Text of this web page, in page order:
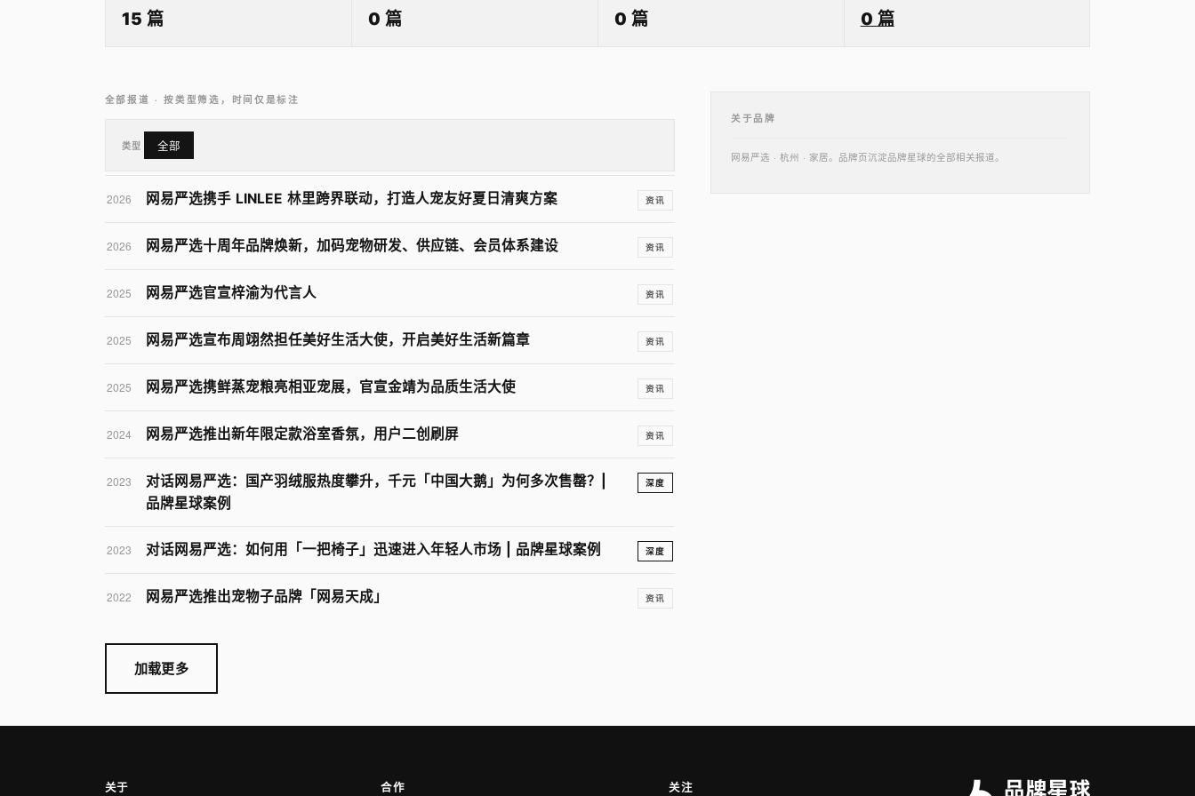
15 篇 0 篇 0 篇 0 篇
全部报道 · 按类型筛选，时间仅是标注
类型 全部
2026 网易严选携手 LINLEE 林里跨界联动，打造人宠友好夏日清爽方案 资讯
2026 网易严选十周年品牌焕新，加码宠物研发、供应链、会员体系建设 资讯
2025 网易严选官宣梓渝为代言人 资讯
2025 网易严选宣布周翊然担任美好生活大使，开启美好生活新篇章 资讯
2025 网易严选携鲜蒸宠粮亮相亚宠展，官宣金靖为品质生活大使 资讯
2024 网易严选推出新年限定款浴室香氛，用户二创刷屏 资讯
2023
对话网易严选：国产羽绒服热度攀升，千元「中国大鹅」为何多次售罄？|
品牌星球案例
深度
2023 对话网易严选：如何用「一把椅子」迅速进入年轻人市场 | 品牌星球案例 深度
2022 网易严选推出宠物子品牌「网易天成」 资讯
加载更多
关于品牌
网易严选 · 杭州 · 家居。品牌页沉淀品牌星球的全部相关报道。
关于 合作 关注